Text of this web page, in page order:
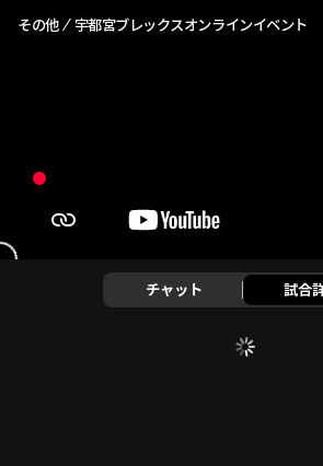
その他 宇都宮ブレックスオンラインイベント
チャット 試合